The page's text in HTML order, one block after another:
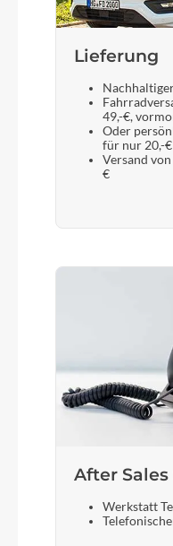
Flyer
Lieferung
49,-€,
Oder
für nur 20,-€
Versand
€
After Sales
Werkstatt